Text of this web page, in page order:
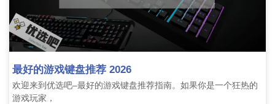
最好的游戏键盘推荐 2026
欢迎来到优选吧–最好的游戏键盘推荐指南。如果你是一个狂热的
游戏玩家，